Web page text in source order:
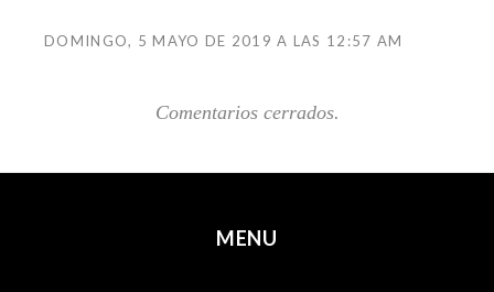
DOMINGO, 5 MAYO DE 2019 A LAS 12:57 AM
Comentarios cerrados.
MENU